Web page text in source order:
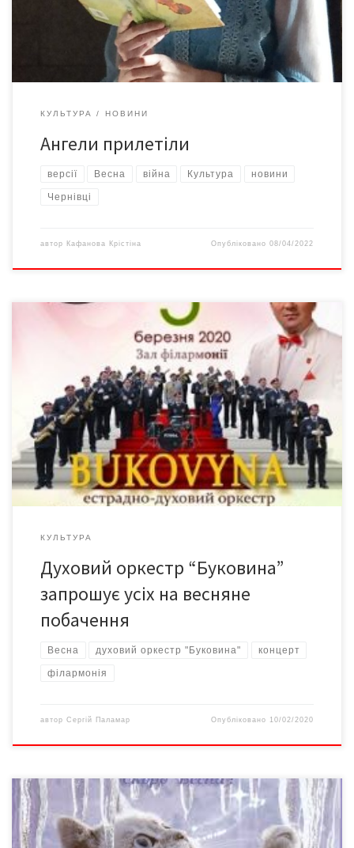
самим життям. Щира – то псевдонім Олени Дикої (це прізвище
носила її бабуся), щирої людини за вдачею, філософа за […]
КУЛЬТУРА НОВИНИ
Ангели прилетіли
версії Весна війна Культура новини
Чернівці
автор Кафанова Крістіна Опубліковано08/04/2022
Знаний на Буковині естрадно – духовий оркестр, який має таку
ж співзвучну назву «Буковина», радо запрошує на весняне
побачення всіх тих, хто закоханий у музику!! Святковий
весняний концерт «З любов’ю для Вас», відбудеться 5
березня у залі Чернівецької обласної філармонії ім. Д.
Гнатюка, на якому буде представлена абсолютно нова
концертна програма колективу. […]
КУЛЬТУРА
Духовий оркестр “Буковина”
запрошує усіх на весняне
побачення
Весна духовий оркестр "Буковина" концерт
філармонія
автор Сергій Паламар Опубліковано 10/02/2020
Найближчим часом в Україну прийде справжня весняна погода